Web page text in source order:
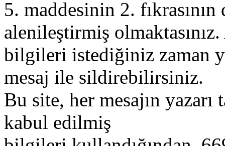
5. maddesinin 2.
alenileştirmiş
bilgileri istediğiniz zaman
mesaj ile sildirebilirsiniz.
Bu site, her mesajın
kabul edilmiş